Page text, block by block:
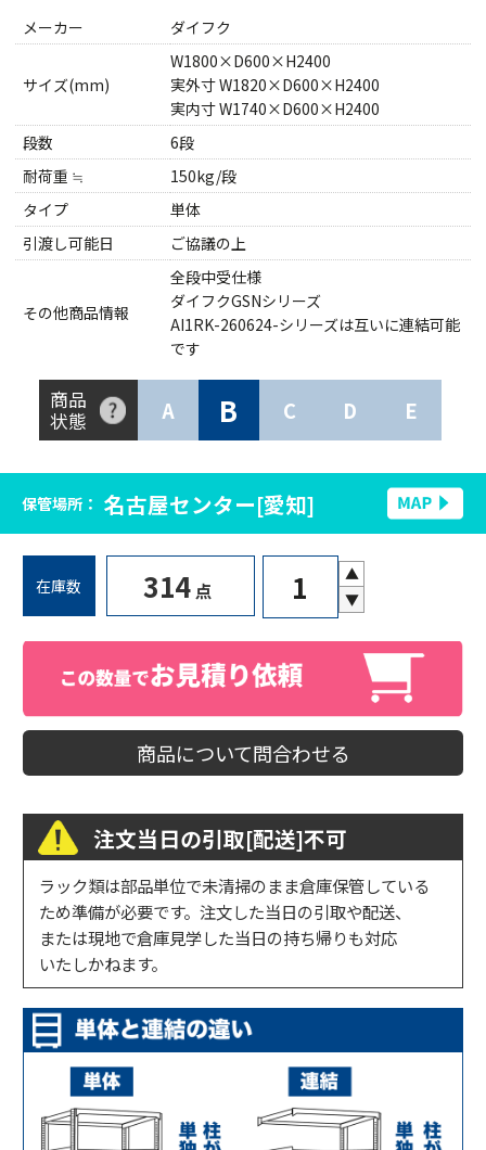
メーカー ダイフク
サイズ(mm)
W1800×D600×H2400
実外寸 W1820×D600×H2400
実内寸 W1740×D600×H2400
段数
6段
耐荷重 ≒
150kg/段
タイプ
単体
引渡し可能日
ご協議の上
その他商品情報
全段中受仕様
ダイフクGSNシリーズ
AI1RK-260624-シリーズは互いに連結可能
です
商品
状態
A B C D E
保管場所： 名古屋センター[愛知]
在庫数 314 点
▲
▼
商品について問合わせる
注文当日の引取[配送]不可
ラック類は部品単位で未清掃のまま倉庫保管している
ため準備が必要です。注文した当日の引取や配送、
または現地で倉庫見学した当日の持ち帰りも対応
いたしかねます。